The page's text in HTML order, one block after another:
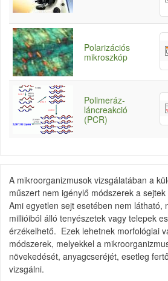
Polarizációs
mikroszkóp
Polimeráz-
láncreakció
(PCR)
A mikroorganizmusok vizsgálatában a
műszert nem igénylő módszerek a
Ami egyetlen sejt esetében nem látható,
millióiból álló tenyészetek vagy telepek
érzékelhető. Ezek lehetnek morfológiai
módszerek, melyekkel a
növekedését, anyagcseréjét, esetleg
vizsgálni.